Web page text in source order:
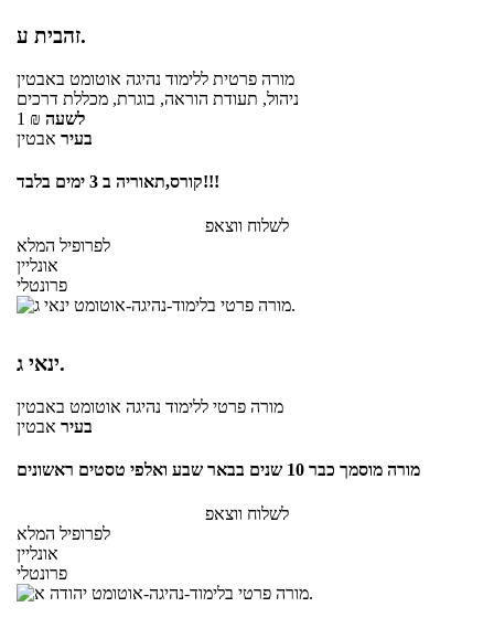
זהבית ע.
מורה פרטית ללימוד נהיגה אוטומט באבטין
ניהול, תעודת הוראה, בוגרת, מכללת דרכים
1 ₪ לשעה
בעיר אבטין
קורס,תאוריה ב 3 ימים בלבד!!!
לשלוח ווצאפ
לפרופיל המלא
אונליין
פרונטלי
ינאי ג.
מורה פרטי ללימוד נהיגה אוטומט באבטין
בעיר אבטין
מורה מוסמך כבר 10 שנים בבאר שבע ואלפי טסטים ראשונים
לשלוח ווצאפ
לפרופיל המלא
אונליין
פרונטלי